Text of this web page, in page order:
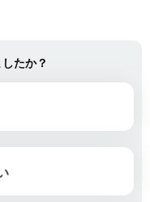
たか？